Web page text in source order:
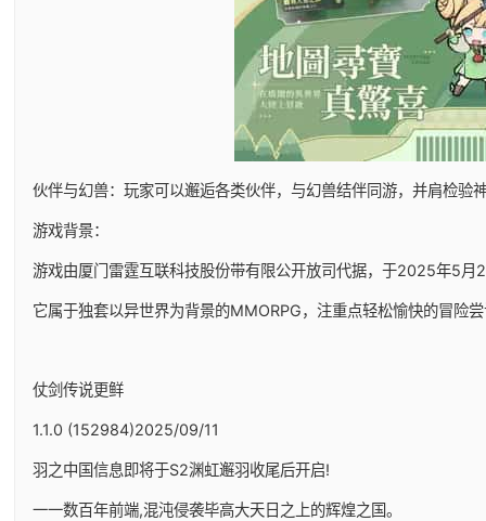
伙伴与幻兽：玩家可以邂逅各类伙伴，与幻兽结伴同游，并肩检验
游戏背景：
游戏由厦门雷霆互联科技股份带有限公开放司代据，于2025年5
它属于独套以异世界为背景的MMORPG，注重点轻松愉快的冒险
仗剑传说更鲜
1.1.0 (152984)2025/09/11
羽之中国信息即将于S2渊虹邂羽收尾后开启!
一一数百年前端,混沌侵袭毕高大天日之上的辉煌之国。